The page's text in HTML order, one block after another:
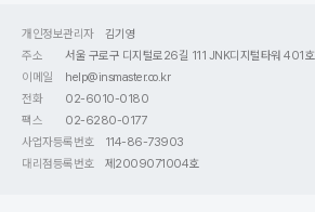
개인정보관리자
김기영
주소
서울 구로구 디지털로26길 111 JNK디지털타워 401호
이메일
help@insmaster.co.kr
전화
02-6010-0180
팩스
02-6280-0177
사업자등록번호
114-86-73903
대리점등록번호
제2009071004호